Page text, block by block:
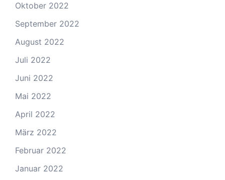
Oktober 2022
September 2022
August 2022
Juli 2022
Juni 2022
Mai 2022
April 2022
März 2022
Februar 2022
Januar 2022